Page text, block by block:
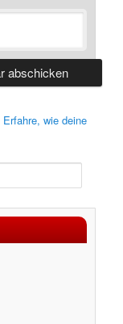
Erfahre, wie deine